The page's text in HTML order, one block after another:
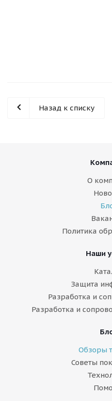
Назад к списку
О
Политика
Наши
Защита
Разработка и
Разработка и
Обзоры
Советы